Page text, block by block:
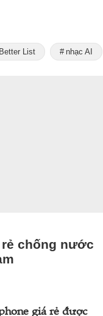
Better List nhạc AI
chống nước
giá rẻ được